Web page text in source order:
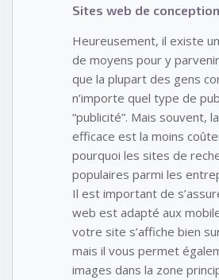
Sites web de
Heureusement, il existe
de moyens pour y
que la plupart des gens
n’importe quel type de
“publicité”. Mais souvent,
efficace est la moins
pourquoi les sites de
populaires parmi les
Il est important de
web est adapté aux
votre site s’affiche bien
mais il vous permet
images dans la zone